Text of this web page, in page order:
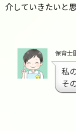
介していきたいと思
保育士
私
そ